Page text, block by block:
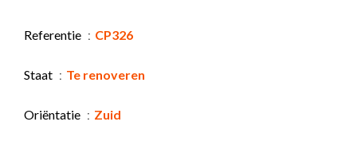
Referentie CP326
Staat Te renoveren
Oriëntatie Zuid